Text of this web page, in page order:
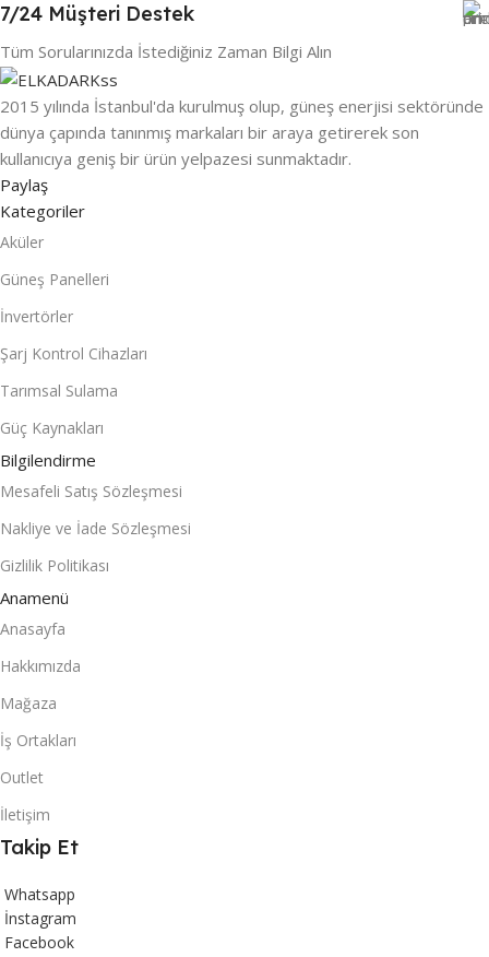
7/24 Müşteri Destek
Tüm Sorularınızda İstediğiniz Zaman Bilgi Alın
2015 yılında İstanbul'da kurulmuş olup, güneş enerjisi sektöründe
dünya çapında tanınmış markaları bir araya getirerek son
kullanıcıya geniş bir ürün yelpazesi sunmaktadır.
Paylaş
Kategoriler
Aküler
Güneş Panelleri
İnvertörler
Şarj Kontrol Cihazları
Tarımsal Sulama
Güç Kaynakları
Bilgilendirme
Mesafeli Satış Sözleşmesi
Nakliye ve İade Sözleşmesi
Gizlilik Politikası
Anamenü
Anasayfa
Hakkımızda
Mağaza
İş Ortakları
Outlet
İletişim
Takip Et
Whatsapp
İnstagram
Facebook